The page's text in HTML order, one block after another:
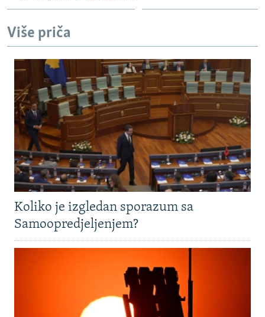
Više priča
Koliko je izgledan sporazum sa
Samoopredjeljenjem?